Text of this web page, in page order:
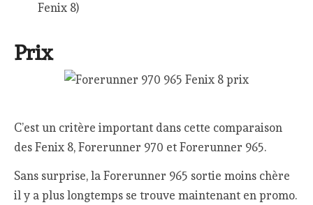
Fenix 8)
Prix
C’est un critère important dans cette comparaison
des Fenix 8, Forerunner 970 et Forerunner 965.
Sans surprise, la Forerunner 965 sortie moins chère
il y a plus longtemps se trouve maintenant en promo.